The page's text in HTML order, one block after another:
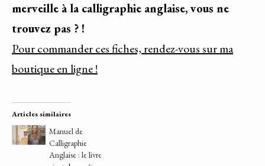
merveille à la calligraphie anglaise, vous ne
trouvez pas ? !
Pour commander ces fiches, rendez-vous sur ma
boutique en ligne !
Articles similaires
Manuel de
Calligraphie
Anglaise : le livre